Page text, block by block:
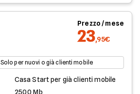
Prezzo / mese
23,95€
Solo per nuovi o già clienti mobile
Casa Start per già clienti mobile
2500 Mb